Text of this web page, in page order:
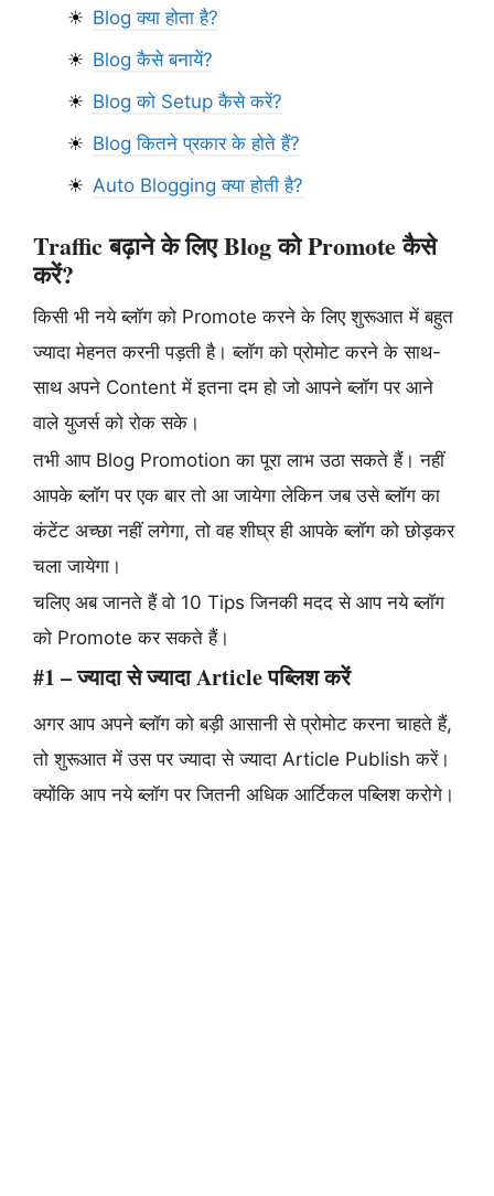
Blog क्या होता है?
Blog कैसे बनायें?
Blog को Setup कैसे करें?
Blog कितने प्रकार के होते हैं?
Auto Blogging क्या होती है?
Traffic बढ़ाने के लिए Blog को Promote कैसे
करें?
किसी भी नये ब्लॉग को Promote करने के लिए शुरूआत में बहुत
ज्यादा मेहनत करनी पड़ती है। ब्लॉग को प्रोमोट करने के साथ-
साथ अपने Content में इतना दम हो जो आपने ब्लॉग पर आने
वाले युजर्स को रोक सके।
तभी आप Blog Promotion का पूरा लाभ उठा सकते हैं। नहीं
आपके ब्लॉग पर एक बार तो आ जायेगा लेकिन जब उसे ब्लॉग का
कंटेंट अच्छा नहीं लगेगा, तो वह शीघ्र ही आपके ब्लॉग को छोड़कर
चला जायेगा।
चलिए अब जानते हैं वो 10 Tips जिनकी मदद से आप नये ब्लॉग
को Promote कर सकते हैं।
#1 – ज्यादा से ज्यादा Article पब्लिश करें
अगर आप अपने ब्लॉग को बड़ी आसानी से प्रोमोट करना चाहते हैं,
तो शुरूआत में उस पर ज्यादा से ज्यादा Article Publish करें।
क्योंकि आप नये ब्लॉग पर जितनी अधिक आर्टिकल पब्लिश करोगे।